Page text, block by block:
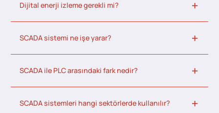
Dijital enerji izleme gerekli mi?
SCADA sistemi ne işe yarar?
SCADA ile PLC arasındaki fark nedir?
SCADA sistemleri hangi sektörlerde kullanılır?